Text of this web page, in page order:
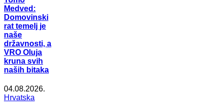
Medved:
Domovinski
rat temelj je
naše
državnosti, a
VRO Oluja
kruna svih
naših bitaka
04.08.2026.
Hrvatska